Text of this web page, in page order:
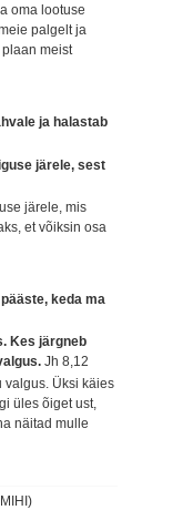
oma lootuse
palgelt ja
meist
ja halastab
järele, sest
järele, mis
et võiksin osa
keda ma
Kes järgneb
Jh 8,12
valgus. Üksi käies
üles õiget ust,
näitad mulle